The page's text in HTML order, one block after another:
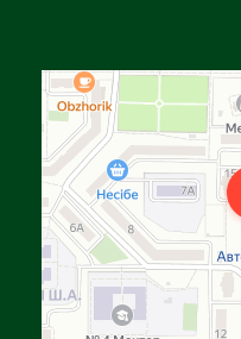
Яндекс Карталар — көлік,